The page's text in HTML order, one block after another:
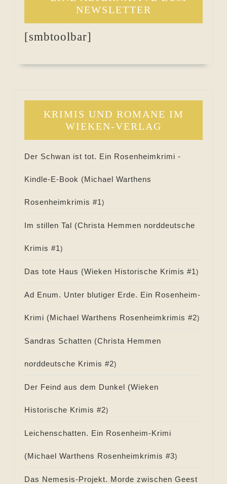
NEWSLETTER
[smbtoolbar]
KRIMIS UND ROMANE IM
WIEKEN-VERLAG
Der Schwan ist tot. Ein Rosenheimkrimi -
Kindle-E-Book (Michael Warthens
Rosenheimkrimis #1)
Im stillen Tal (Christa Hemmen norddeutsche
Krimis #1)
Das tote Haus (Wieken Historische Krimis #1)
Ad Enum. Unter blutiger Erde. Ein Rosenheim-
Krimi (Michael Warthens Rosenheimkrimis #2)
Sandras Schatten (Christa Hemmen
norddeutsche Krimis #2)
Der Feind aus dem Dunkel (Wieken
Historische Krimis #2)
Leichenschatten. Ein Rosenheim-Krimi
(Michael Warthens Rosenheimkrimis #3)
Das Nemesis-Projekt. Morde zwischen Geest